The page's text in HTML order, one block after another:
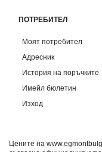
ПОТРЕБИТЕЛ
Моят потребител
Адресник
История на поръчките
Имейл бюлетин
Изход
Цените на